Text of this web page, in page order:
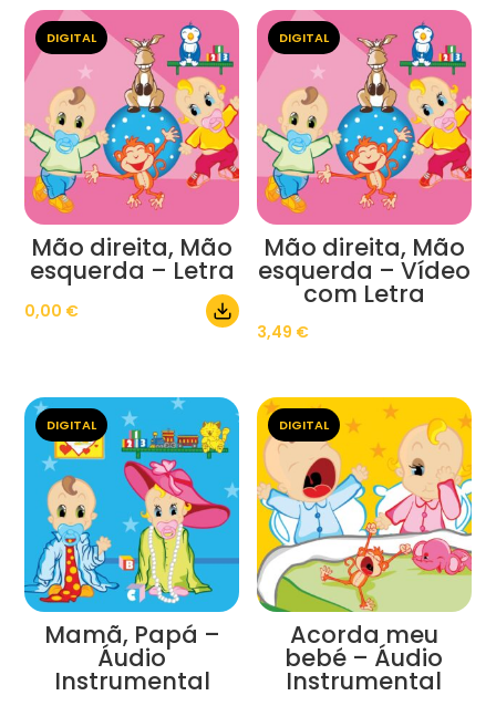
DIGITAL
Mão direita, Mão
esquerda – Letra
0,00 €
DIGITAL
Mão direita, Mão
esquerda – Vídeo
com Letra
3,49 €
DIGITAL
Mamã, Papá –
Áudio
Instrumental
DIGITAL
Acorda meu
bebé – Áudio
Instrumental